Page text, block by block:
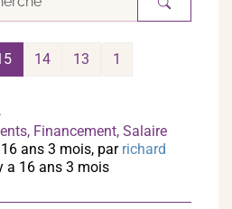
1
13
14
Financement, Salaire
ans 3 mois, par richard
a 16 ans 3 mois